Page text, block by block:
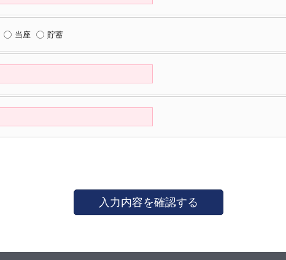
当座 貯蓄
入力内容を確認する